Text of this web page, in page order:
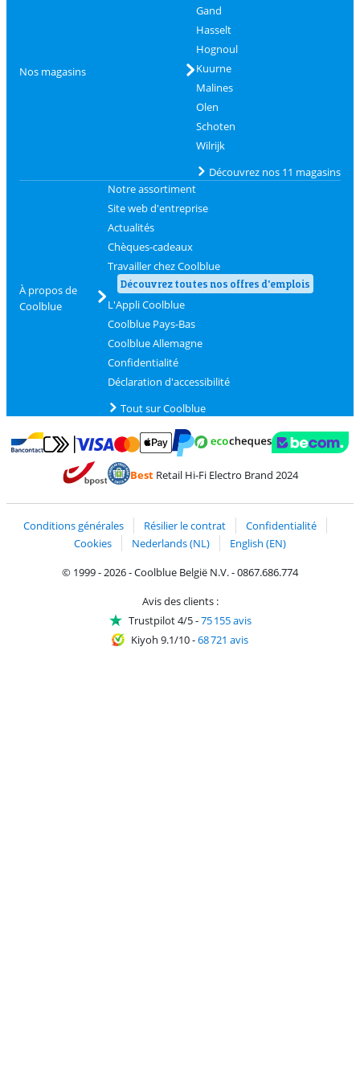
Nos magasins
Gand
Hasselt
Hognoul
Kuurne
Malines
Olen
Schoten
Wilrijk
Découvrez nos 11 magasins
À propos de
Coolblue
Notre assortiment
Site web d'entreprise
Actualités
Chèques-cadeaux
Travailler chez Coolblue
Découvrez toutes nos offres d'emplois
L'Appli Coolblue
Coolblue Pays-Bas
Coolblue Allemagne
Confidentialité
Déclaration d'accessibilité
Tout sur Coolblue
Payer avec Bancontact
Payer avec MasterCard et Visa via ClickToPay
BestRetail Hi-Fi Electro Brand 2024
Conditions générales Résilier le contrat
Confidentialité
Cookies
Nederlands (NL)
English (EN)
© 1999 - 2026 - Coolblue België N.V. - 0867.686.774
Avis des clients :
Trustpilot 4/5-75 155 avis
Kiyoh 9.1/10-68 721 avis